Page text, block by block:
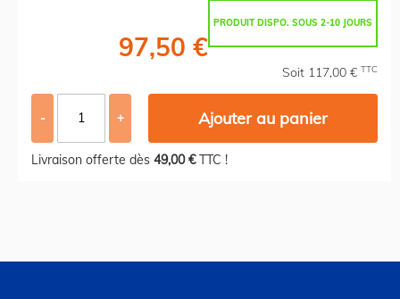
PRODUIT DISPO. SOUS 2-10 JOURS
97,50 €
Soit 117,00 € TTC
- + Ajouter au panier
Livraison offerte dès 49,00 €TTC !